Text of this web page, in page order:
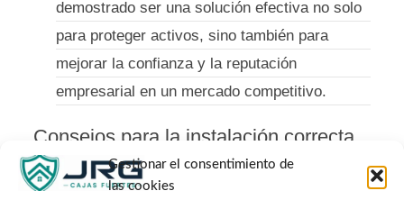
Gestionar el consentimiento de
las cookies
demostrado ser una solución efectiva no solo
para proteger activos, sino también para
mejorar la confianza y la reputación
empresarial en un mercado competitivo.
Consejos para la instalación correcta
Al instalar una caja fuerte en una oficina, es